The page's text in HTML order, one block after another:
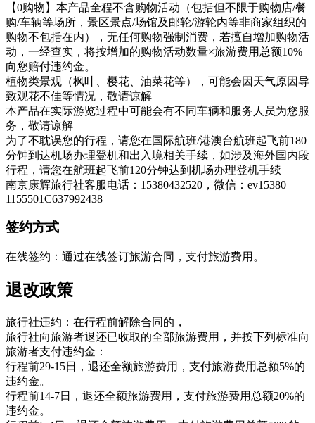
【0购物】本产品全程不含购物活动（包括但不限于购物店/餐
购/车辆等场所，景区景点/场馆及邮轮/游轮内等非商家组织的
购物不包括在内），无任何购物强制消费，若擅自增加购物活
动，一经查实，将按增加的购物活动数量×旅游费用总额10%
向您赔付违约金。
植物类景观（枫叶、樱花、油菜花等），可能会因天气原因导
致观花不佳等情况，敬请谅解
本产品在实际游览过程中可能会有不同车辆和服务人员为您服
务，敬请谅解
为了不耽误您的行程，请您在国际航班/港澳台航班起飞前180
分钟到达机场办理登机和出入境相关手续，如涉及海外国内段
行程，请您在航班起飞前120分钟达到机场办理登机手续
南京康辉旅行社客服电话：15380432520，微信：ev15380
1155501C637992438
签约方式
在线签约：通过在线签订旅游合同，支付旅游费用。
退改政策
旅行社违约：在行程前解除合同的，
旅行社向旅游者退还已收取的全部旅游费用，并按下列标准向
旅游者支付违约金：
行程前29-15日，退还全额旅游费用，支付旅游费用总额5%的
违约金。
行程前14-7日，退还全额旅游费用，支付旅游费用总额20%的
违约金。